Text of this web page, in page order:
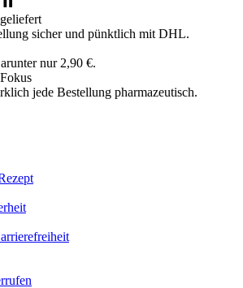
sicher und pünktlich mit DHL.
nur 2,90 €.
jede Bestellung pharmazeutisch.